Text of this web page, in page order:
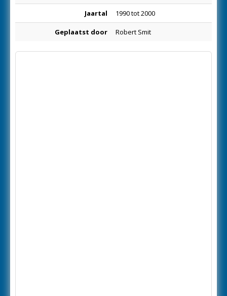
Jaartal 1990 tot 2000
Geplaatst door Robert Smit